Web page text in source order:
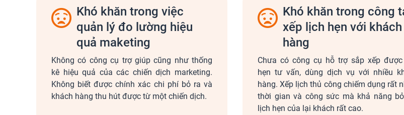
Khó khăn trong việc
quản lý đo lường hiệu
quả maketing
Không có công cụ trợ giúp cũng như thống
kê hiệu quả của các chiến dịch marketing.
Không biết được chính xác chi phí bỏ ra và
khách hàng thu hút được từ một chiến dịch.
Khó khăn trong công
xếp lịch hẹn với khách
hàng
Chưa có công cụ hỗ trợ sắp xếp
hẹn tư vấn, dùng dịch vụ với nhiều
hàng. Xếp lịch thủ công chiếm dụng rất
thời gian và công sức mà khả năng
lịch hẹn của lại khách rất cao.